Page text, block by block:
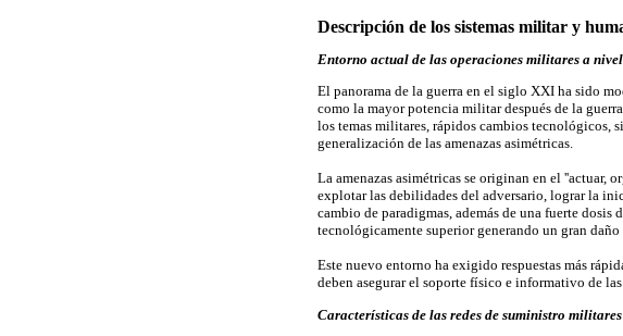
Descripción de los sistemas militar y
Entorno actual de las operaciones militares a
El panorama de la guerra en el siglo XXI ha sido
como la mayor potencia militar después de la
los temas militares, rápidos cambios tecnológicos,
generalización de las amenazas asimétricas.
La amenazas asimétricas se originan en el ''actuar,
explotar las debilidades del adversario, lograr la
cambio de paradigmas, además de una fuerte
tecnológicamente superior generando un gran
Este nuevo entorno ha exigido respuestas más
deben asegurar el soporte físico e informativo de
Características de las redes de suministro militares